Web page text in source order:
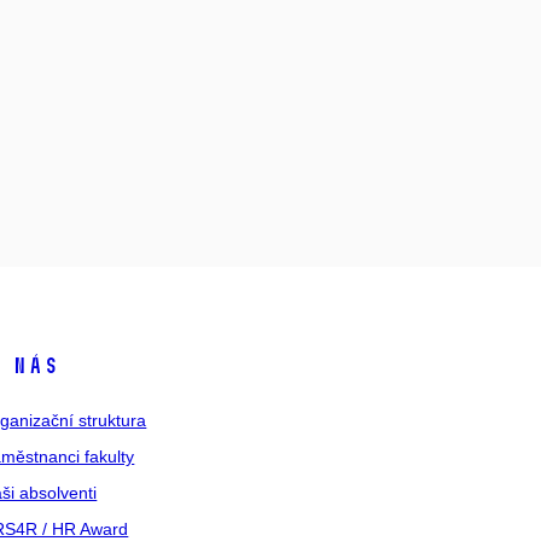
nás
struktura
fakulty
absolventi
/ HR Award